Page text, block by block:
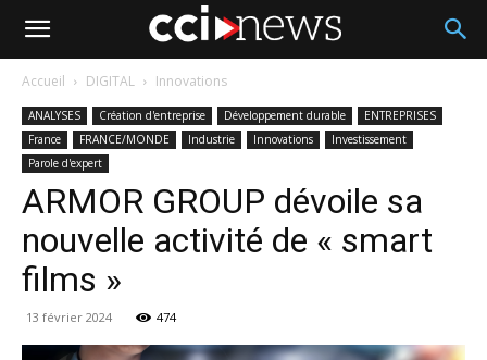
Accueil DIGITAL Innovations
ANALYSES Création d'entreprise Développement durable
ENTREPRISES
France
FRANCE/MONDE Industrie Innovations
Investissement
Parole d'expert
ARMOR GROUP dévoile sa
nouvelle activité de « smart
films »
13 février 2024 474